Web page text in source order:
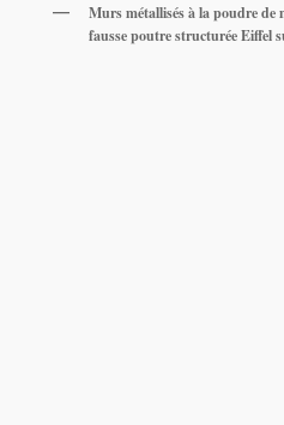
Murs métallisés à la poudre de
fausse poutre structurée Eiffel